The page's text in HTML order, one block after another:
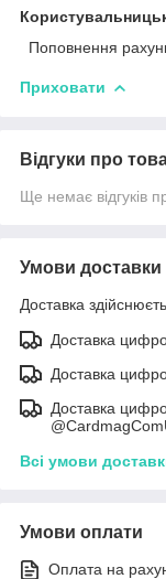
Поповнення
Приховати
Відгуки про
Ще немає відгуків
Умови доставки
Доставка
Доставка
Доставка
Доставка
Всі умови
Умови оплати
Оплата на